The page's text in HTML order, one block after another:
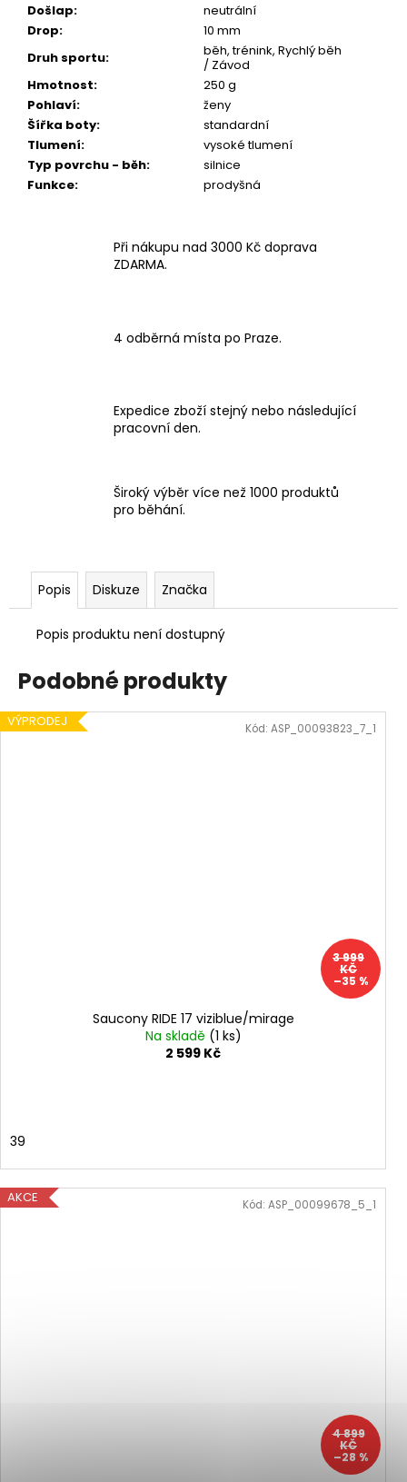
Došlap:
neutrální
Drop:
10 mm
Druh sportu:
běh, trénink, Rychlý běh
/ Závod
Hmotnost:
250 g
Pohlaví:
ženy
Šířka boty:
standardní
Tlumení:
vysoké tlumení
Typ povrchu - běh:
silnice
Funkce: prodyšná
Při nákupu nad 3000 Kč doprava
ZDARMA.
4 odběrná místa po Praze.
Expedice zboží stejný nebo následující
pracovní den.
Široký výběr více než 1000 produktů
pro běhání.
Popis Diskuze Značka
Popis produktu není dostupný
Podobné produkty
VÝPRODEJ
3 999
KČ
–35 %
Saucony RIDE 17 viziblue/mirage
Na skladě (1 ks)
2 599 Kč
39
Kód: ASP_00093823_7_1
AKCE
4 899
KČ
–28 %
Kód: ASP_00099678_5_1